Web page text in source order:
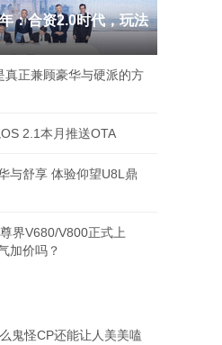
：合资2.0时代，玩法
真正兼顾豪华与硬派的方
2.1本月推送OTA
与舒享 体验仰望U8L鼎
界V680/V800正式上
加价吗？
鬼怪CP还能让人美美嗑